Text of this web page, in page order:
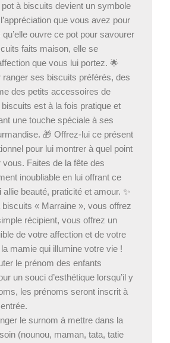
à biscuits devient un symbole
que vous avez pour
ouvre ce pot pour savourer
faits maison, elle se
que vous lui portez. 🌟
ranger ses biscuits préférés, des
des petits accessoires de
est à la fois pratique et
une touche spéciale à ses
🎁 Offrez-lui ce présent
pour lui montrer à quel point
Faites de la fête des
inoubliable en lui offrant ce
beauté, praticité et amour. ✨
« Marraine », vous offrez
récipient, vous offrez un
de votre affection et de votre
mamie qui illumine votre vie !
le prénom des enfants
un souci d’esthétique lorsqu’il y
les prénoms seront inscrit à
le surnom à mettre dans la
(nounou, maman, tata, tatie